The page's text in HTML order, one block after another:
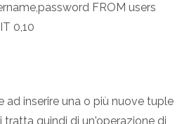
FROM users
0,10
ad inserire una o più nuove tuple
tratta quindi di un'operazione di